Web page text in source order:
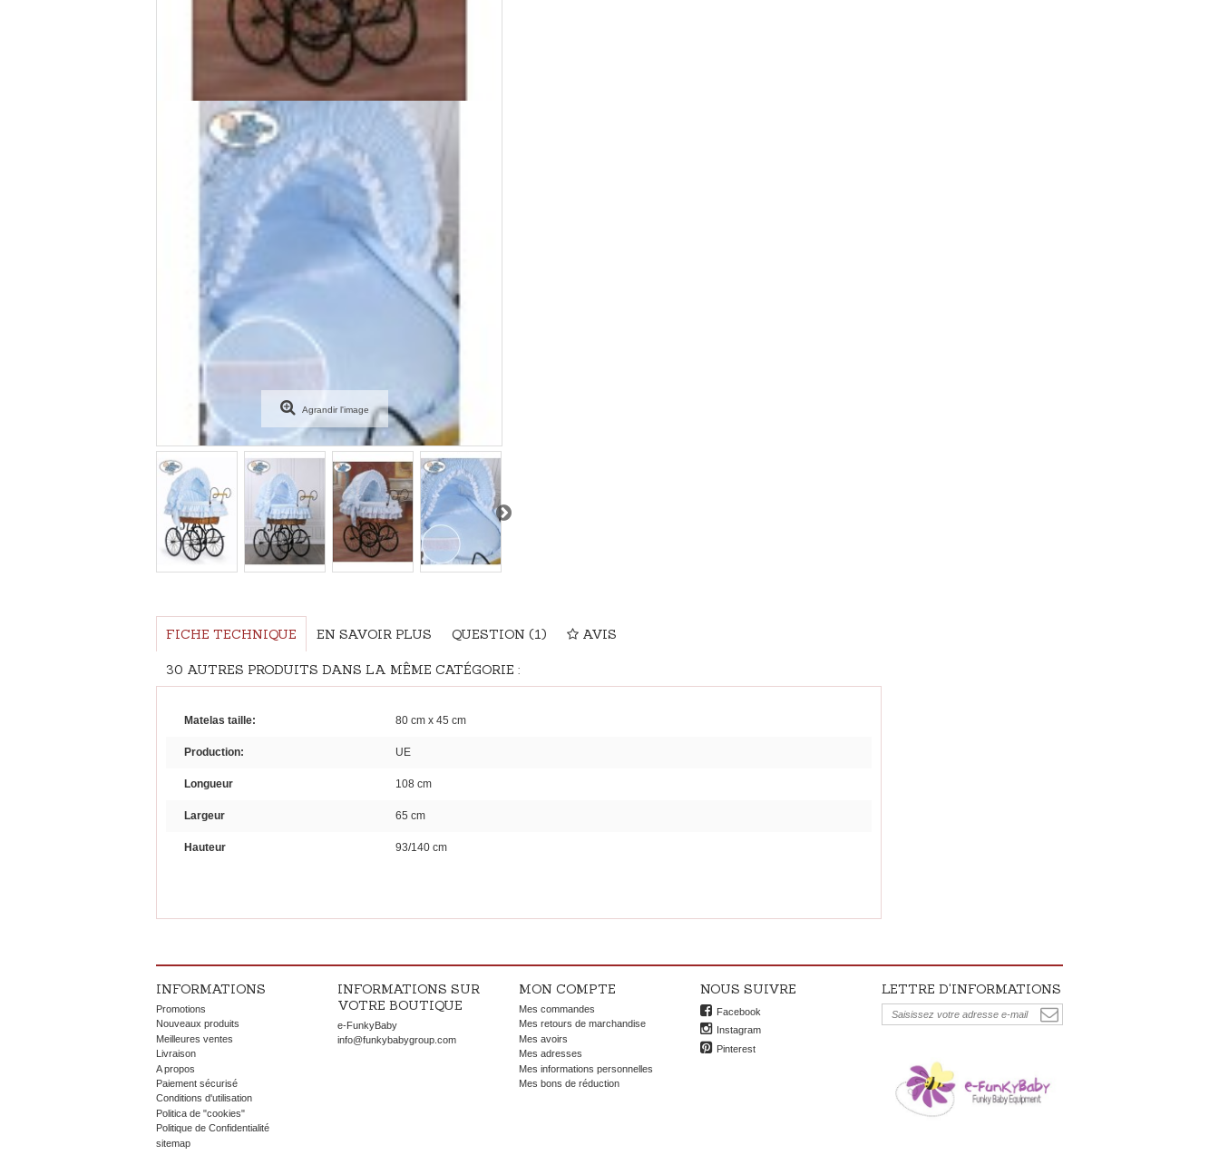
Agrandir l'image
FICHE TECHNIQUE EN SAVOIR PLUS QUESTION (1) AVIS
30 AUTRES PRODUITS DANS LA MÊME CATÉGORIE :
Matelas taille: 80 cm x 45 cm
Production: UE
Longueur 108 cm
Largeur 65 cm
Hauteur 93/140 cm
INFORMATIONS
Promotions
Nouveaux produits
Meilleures ventes
Livraison
A propos
Paiement sécurisé
Conditions d'utilisation
Politica de "cookies"
Politique de Confidentialité
sitemap
INFORMATIONS SUR
VOTRE BOUTIQUE
e-FunkyBaby
info@funkybabygroup.com
MON COMPTE
Mes commandes
Mes retours de marchandise
Mes avoirs
Mes adresses
Mes informations personnelles
Mes bons de réduction
LETTRE D'INFORMATIONS
NOUS SUIVRE
Facebook
Instagram
Pinterest